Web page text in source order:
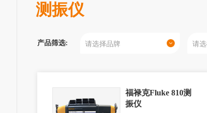
测振仪
产品筛选:
福禄克Fluke 810测
振仪